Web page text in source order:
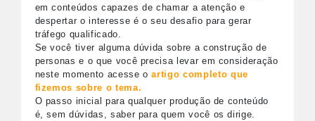
em conteúdos capazes de chamar a atenção e
despertar o interesse é o seu desafio para gerar
tráfego qualificado.
Se você tiver alguma dúvida sobre a construção de
personas e o que você precisa levar em consideração
neste momento acesse oartigo completo que
fizemos sobre o tema.
O passo inicial para qualquer produção de conteúdo
é, sem dúvidas, saber para quem você os dirige.